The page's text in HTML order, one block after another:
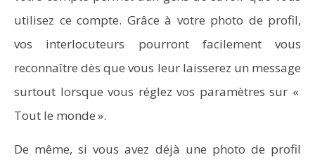
NOW VIEWING
Comment changer la photo de son profil sur
WhatsApp ? (Android et iPhone)
utilisez ce compte. Grâce à votre photo de profil,
vos interlocuteurs pourront facilement vous
reconnaître dès que vous leur laisserez un message
surtout lorsque vous réglez vos paramètres sur «
Tout le monde ».
De même, si vous avez déjà une photo de profil